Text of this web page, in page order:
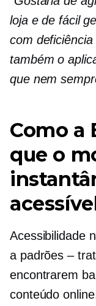
loja e de fácil
com
também o
que nem
Como a
que o
Acessibilidade
a padrões –
encontrarem
conteúdo